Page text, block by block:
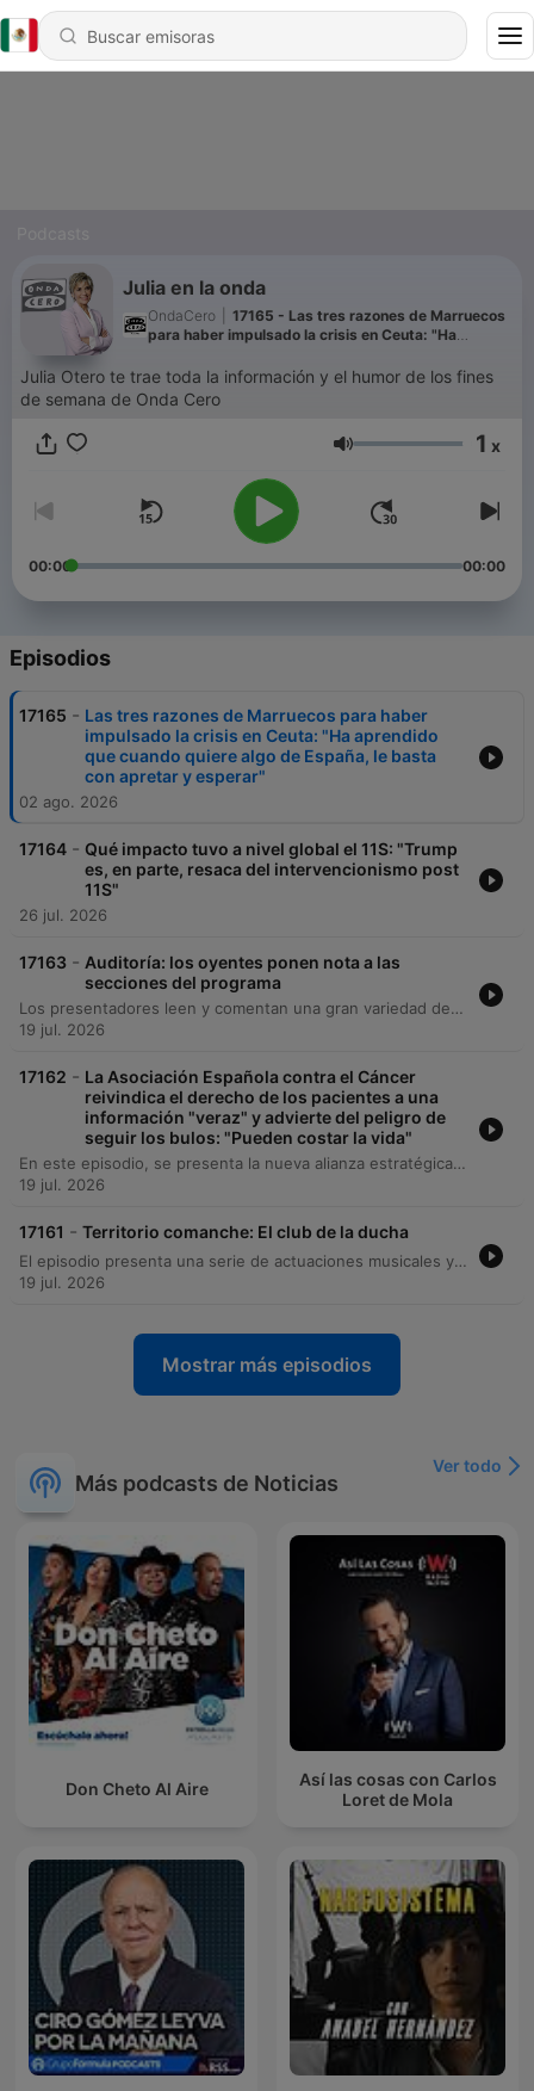
Julia en la onda
OndaCero
17165 - Las tres razones de Marruecos
para haber impulsado la crisis en Ceuta: "Ha
basta con apretar y esperar"
Julia Otero te trae toda la información y el humor de los fines
de semana de Onda Cero
Volumen 1 x
00:00 00:00
Episodios
17165 - Las tres razones de Marruecos para haber
impulsado la crisis en Ceuta: "Ha aprendido
que cuando quiere algo de España, le basta
con apretar y esperar"
02 ago. 2026
17164 - Qué impacto tuvo a nivel global el 11S: "Trump
es, en parte, resaca del intervencionismo post
11S"
26 jul. 2026
17163 - Auditoría: los oyentes ponen nota a las
secciones del programa
Los presentadores leen y comentan una gran variedad de mensajes recibidos por parte de los oyentes a través de redes sociales y correo electrónico, incluyendo elogios, críticas constructivas sobre el ritmo del programa y sugerencias para nuevas temáticas. Asimismo, se analizan peticiones sobre contenidos de cine, series y libros, junto con propuestas para ajustar la duración de ciertas secciones. El episodio concluye con reflexiones sobre el futuro del programa tras el descanso y un momento humorístico sobre términos locales.
19 jul. 2026
17162 - La Asociación Española contra el Cáncer
reivindica el derecho de los pacientes a una
información "veraz" y advierte del peligro de
seguir los bulos: "Pueden costar la vida"
En este episodio, se presenta la nueva alianza estratégica entre el Grupo A3 Media y la Asociación Española contra el Cáncer denominada 'Contra el Cáncer con Todos'. El objetivo principal de esta colaboración es actuar como un altavoz informativo en España para divulgar contenidos veraces sobre prevención, investigación oncológica y apoyo a los pacientes. La conversación aborda la importancia de desestigmatizar la enfermedad, combatir las noticias falsas (fake news) y dar a conocer los servicios gratuitos que ofrece la asociación, incluyendo el teléfono de atención 24 horas. Asimismo, se discuten los retos actuales de la investigación oncológica, con un enfoque en mejorar las tasas de supervivencia en tipos de cáncer más complejos y la importancia de la prevención.
19 jul. 2026
17161 - Territorio comanche: El club de la ducha
El episodio presenta una serie de actuaciones musicales y sketches cómicos dentro de la tradición del 'Club de la Ducha', acompañados de reflexiones críticas sobre el espectáculo en los intermedios deportivos y la actualidad futbolística. Asimismo, se analiza la conexión simbólica entre Messi y Lamine Yamal a través de una fotografía viral, para finalizar con recomendaciones de cine veraniego, pronósticos deportivos y una despedida estival.
19 jul. 2026
Mostrar más episodios
Más podcasts de Noticias
Ver todo
Don Cheto Al Aire
Así las cosas con Carlos
Loret de Mola